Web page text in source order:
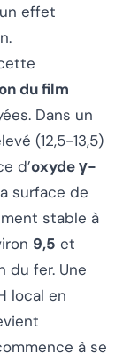
effet
du film
Dans un
(12,5-13,5)
d’oxyde γ-
surface de
stable à
9,5 et
du fer. Une
local en
à se